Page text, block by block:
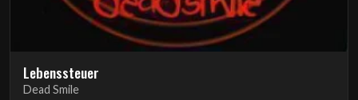
Lebenssteuer
Dead Smile